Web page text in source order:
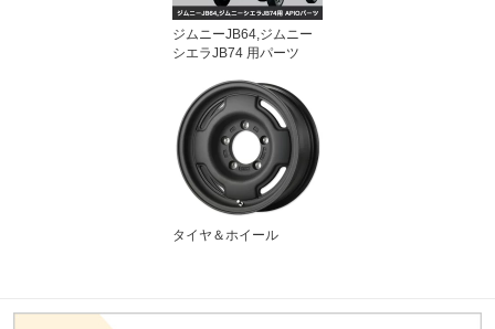
ジムニーJB64,ジムニー
シエラJB74 用パーツ
タイヤ＆ホイール